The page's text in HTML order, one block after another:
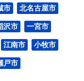
市 北名古屋市
沢市 一宮市
江南市 小牧市
戸市